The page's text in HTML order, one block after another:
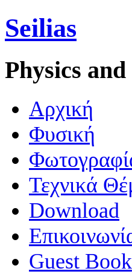
Seilias
Physics
Aρχική
Φυσική
Τεχνικά
Download
Guest Book